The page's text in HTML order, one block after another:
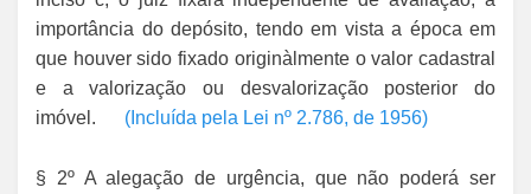
importância do depósito, tendo em vista a época em
que houver sido fixado originàlmente o valor cadastral
e a valorização ou desvalorização posterior do
imóvel. (Incluída pela Lei nº 2.786, de 1956)
§ 2º A alegação de urgência, que não poderá ser